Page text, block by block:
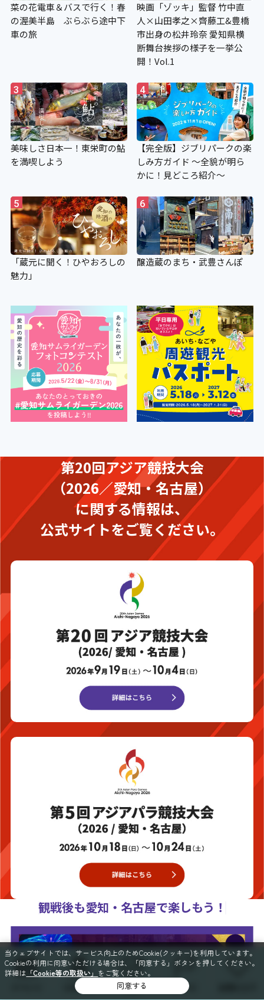
菜の花電車＆バスで行く！春
の渥美半島 ぶらぶら途中下
車の旅
映画「ゾッキ」監督 竹中直
人×山田孝之×齊藤工&豊橋
市出身の松井玲奈 愛知県横
断舞台挨拶の様子を一挙公
開！Vol.1
3
美味しさ日本一！東栄町の鮎
を満喫しよう
4
【完全版】ジブリパークの楽
しみ方ガイド ～全貌が明ら
かに！見どころ紹介～
5
「蔵元に聞く！ひやおろしの
魅力」
6
醸造蔵のまち・武豊さんぽ
第20回アジア競技大会
（2026／愛知・名古屋）
に関する情報は、
公式サイトをご覧ください。
観戦後も愛知・名古屋で楽しもう！
スポット 特集 コース
当ウェブサイトでは、サービス向上のためCookie(クッキー)を利用しています。
Cookieの利用に同意いただける場合は、「同意する」ボタンを押してください。
詳細は 「Cookie等の取扱い」 をご覧ください。
同意する